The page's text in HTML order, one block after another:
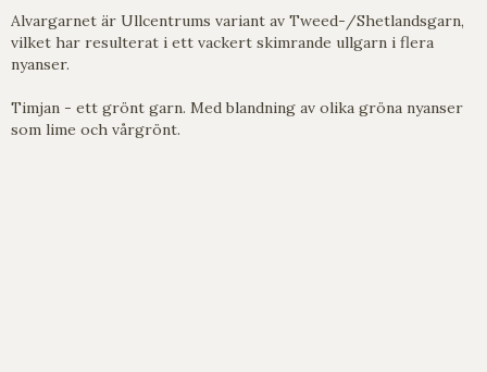
Alvargarnet är Ullcentrums variant av Tweed-/Shetlandsgarn,
vilket har resulterat i ett vackert skimrande ullgarn i flera
nyanser.
Timjan - ett grönt garn. Med blandning av olika gröna nyanser
som lime och vårgrönt.